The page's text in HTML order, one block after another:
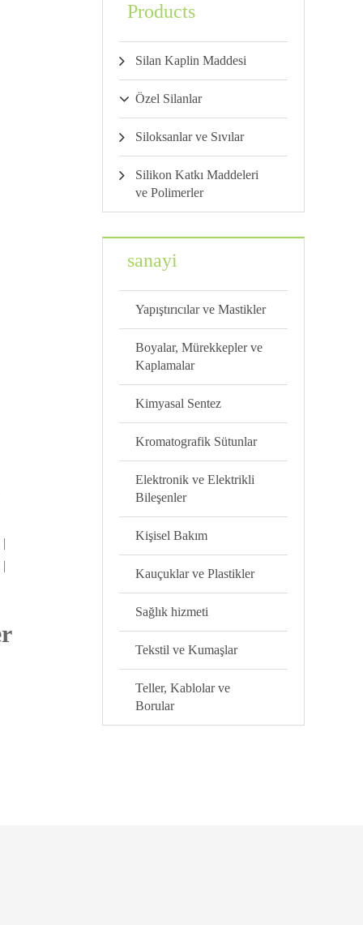
Products
Silan Kaplin Maddesi
Özel Silanlar
Siloksanlar ve Sıvılar
Silikon Katkı Maddeleri
ve Polimerler
sanayi
Yapıştırıcılar ve Mastikler
Boyalar, Mürekkepler ve
Kaplamalar
Kimyasal Sentez
Kromatografik Sütunlar
Elektronik ve Elektrikli
Bileşenler
Kişisel Bakım
Kauçuklar ve Plastikler
Sağlık hizmeti
Tekstil ve Kumaşlar
Teller, Kablolar ve
Borular